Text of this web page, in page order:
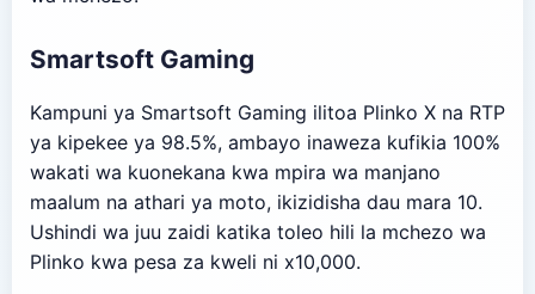
Smartsoft Gaming
Kampuni ya Smartsoft Gaming ilitoa Plinko X na RTP
ya kipekee ya 98.5%, ambayo inaweza kufikia 100%
wakati wa kuonekana kwa mpira wa manjano
maalum na athari ya moto, ikizidisha dau mara 10.
Ushindi wa juu zaidi katika toleo hili la mchezo wa
Plinko kwa pesa za kweli ni x10,000.